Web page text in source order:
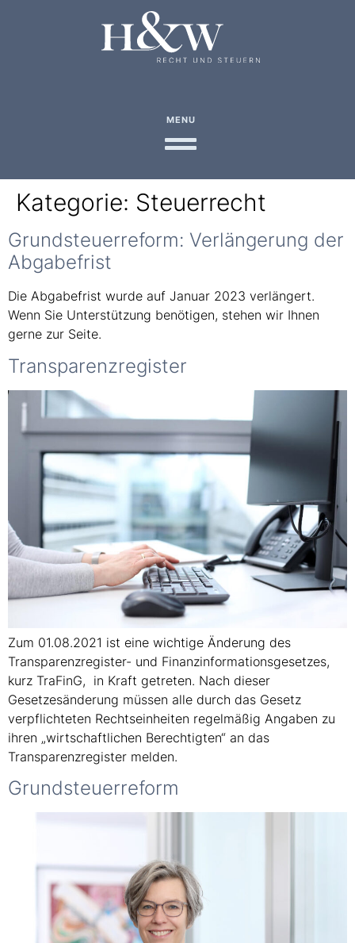
MENU
Kategorie: Steuerrecht
Grundsteuerreform: Verlängerung der
Abgabefrist
Die Abgabefrist wurde auf Januar 2023 verlängert.
Wenn Sie Unterstützung benötigen, stehen wir Ihnen
gerne zur Seite.
Transparenzregister
Zum 01.08.2021 ist eine wichtige Änderung des
Transparenzregister- und Finanzinformationsgesetzes,
kurz TraFinG, in Kraft getreten. Nach dieser
Gesetzesänderung müssen alle durch das Gesetz
verpflichteten Rechtseinheiten regelmäßig Angaben zu
ihren „wirtschaftlichen Berechtigten“ an das
Transparenzregister melden.
Grundsteuerreform